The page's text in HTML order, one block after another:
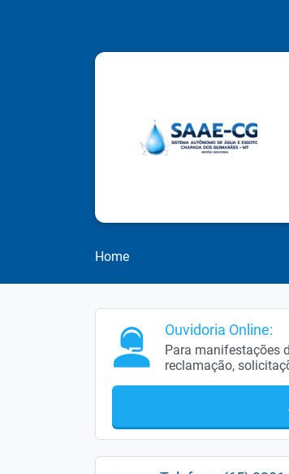
Home
Ouvidoria Online:
Para manifestações
reclamação,